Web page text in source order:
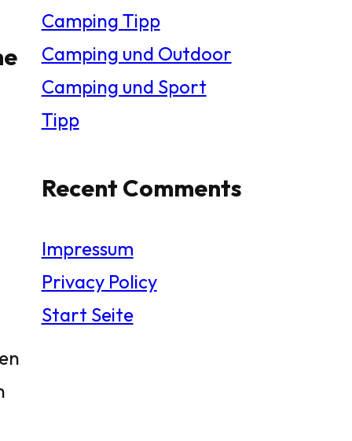
Camping Tipp
Camping und Outdoor
Camping und Sport
Tipp
Recent Comments
Impressum
Privacy Policy
Start Seite